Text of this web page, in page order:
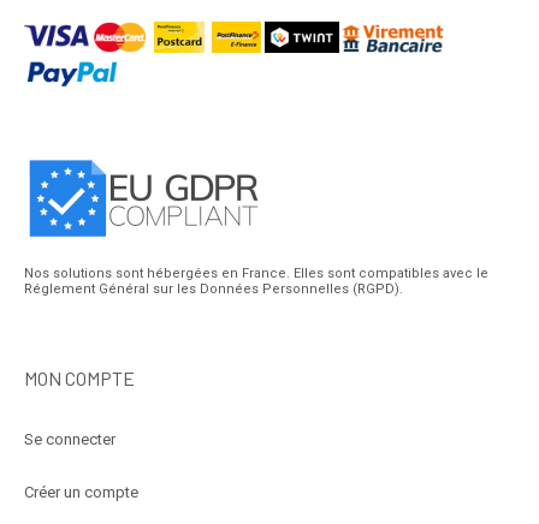
Nos solutions sont hébergées en France. Elles sont compatibles avec le
Réglement Général sur les Données Personnelles (RGPD).
MON COMPTE
Se connecter
Créer un compte